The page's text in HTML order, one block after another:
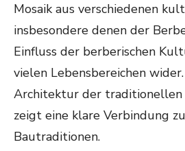
Mosaik aus verschiedenen
insbesondere denen der
Einfluss der berberischen
vielen Lebensbereichen
Architektur der traditionellen
zeigt eine klare Verbindung
Bautraditionen.